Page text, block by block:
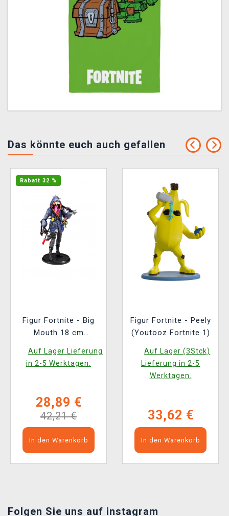
Das könnte euch auch gefallen
Rabatt 32 %
Figur Fortnite - Big
Mouth 18 cm
Auf Lager Lieferung
in 2-5 Werktagen.
28,89 €
42,21 €
In den Warenkorb
Figur Fortnite - Peely
(Youtooz Fortnite 1)
Auf Lager (3Stck)
Lieferung in 2-5
Werktagen.
33,62 €
In den Warenkorb
Folgen Sie uns auf instagram